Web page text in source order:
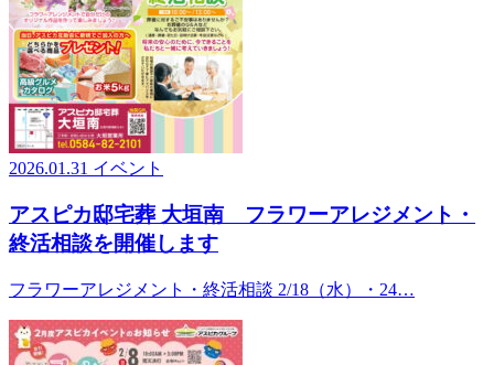
2026.01.31 イベント
アスピカ邸宅葬 大垣南 フラワーアレジメント・
終活相談を開催します
フラワーアレジメント・終活相談 2/18（水）・24…